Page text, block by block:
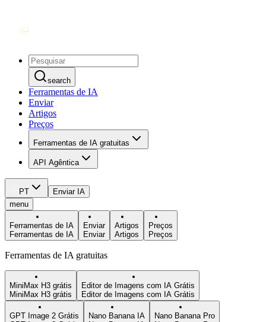
search
Ferramentas de IA
Enviar
Artigos
Preços
Ferramentas de IA gratuitas
API Agêntica
PT
Enviar IA
menu
Ferramentas de IA
Ferramentas de IA
Enviar
Enviar
Artigos
Artigos
Preços
Preços
Ferramentas de IA gratuitas
MiniMax H3 grátis
MiniMax H3 grátis
Editor de Imagens com IA Grátis
Editor de Imagens com IA Grátis
GPT Image 2 Grátis
Nano Banana IA
Nano Banana Pro